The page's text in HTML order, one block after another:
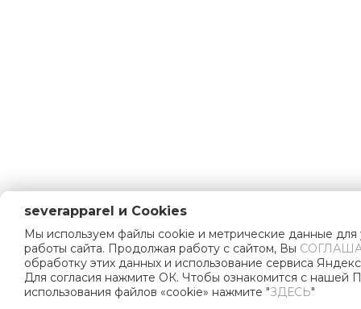
severapparel и Cookies
Мы используем файлы cookie и метрические данные
работы сайта. Продолжая работу с сайтом, Вы
обработку этих данных и использование сервиса
Для согласия нажмите ОК. Чтобы ознакомится с нашей
использования файлов «cookie» нажмите "ЗДЕСЬ"